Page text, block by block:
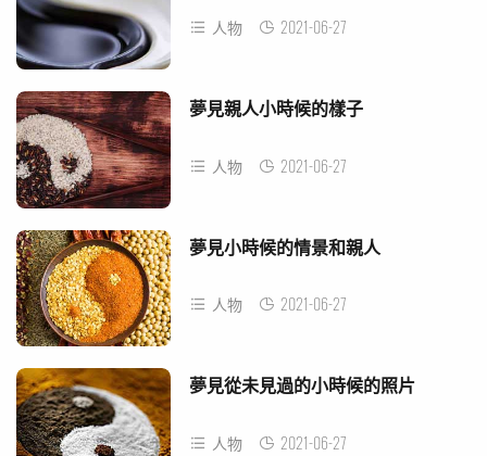
人物 2021-06-27
夢見親人小時候的樣子
人物 2021-06-27
夢見小時候的情景和親人
人物 2021-06-27
夢見從未見過的小時候的照片
人物 2021-06-27